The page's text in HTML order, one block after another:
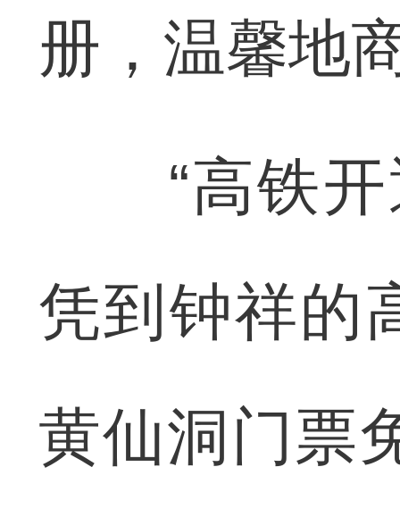
册，温馨地
“高铁开
凭到钟祥的
黄仙洞门票